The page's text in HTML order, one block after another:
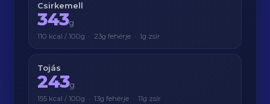
Csirkemell
343g
110 kcal / 100g · 23g fehérje · 1g zsír
Tojás
243g
155 kcal / 100g · 13g fehérje · 11g zsír